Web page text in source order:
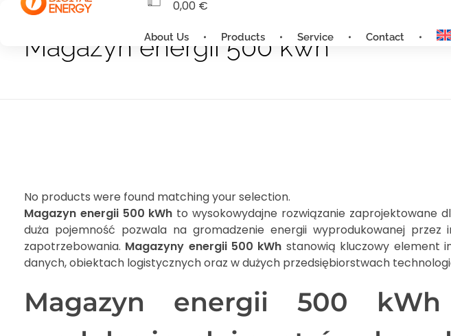
0,00 €
About Us Products Service Contact
Magazyn energii 500 kwh
No products were found matching your selection.
Magazyn energii 500 kWh to wysokowydajne rozwiązanie zaprojektowane
duża pojemność pozwala na gromadzenie energii wyprodukowanej
zapotrzebowania. Magazyny energii 500 kWh stanowią kluczowy element
danych, obiektach logistycznych oraz w dużych przedsiębiorstwach
Magazyn energii 500